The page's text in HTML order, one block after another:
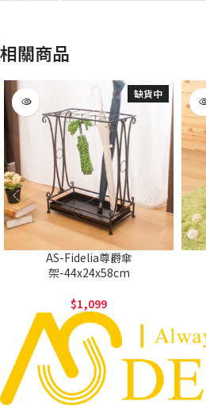
相關商品
缺貨中
AS-Fidelia尊爵傘
架-44x24x58cm
1,099